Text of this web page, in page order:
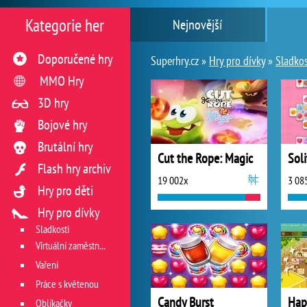
Nejnovější
Superhry.cz » Hry pro dívky»
Cut the Rope: Magic
19 002x 3
Candy Burst
Kategorie her
Doporučené hry
MMO Hry
3D hry
Bojové hry
Brutální hry
Flash hry archiv
Hry pro děti
Hry pro dívky
Sladkosti
Virtuální zaměstnání v restauraci
Vaření
Práce s květenou
Oblíkačky